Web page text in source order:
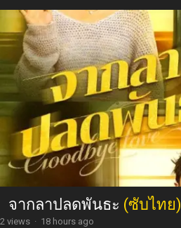
จากลาปลดพันธะ (ซับไทย)
2 views · 18 hours ago